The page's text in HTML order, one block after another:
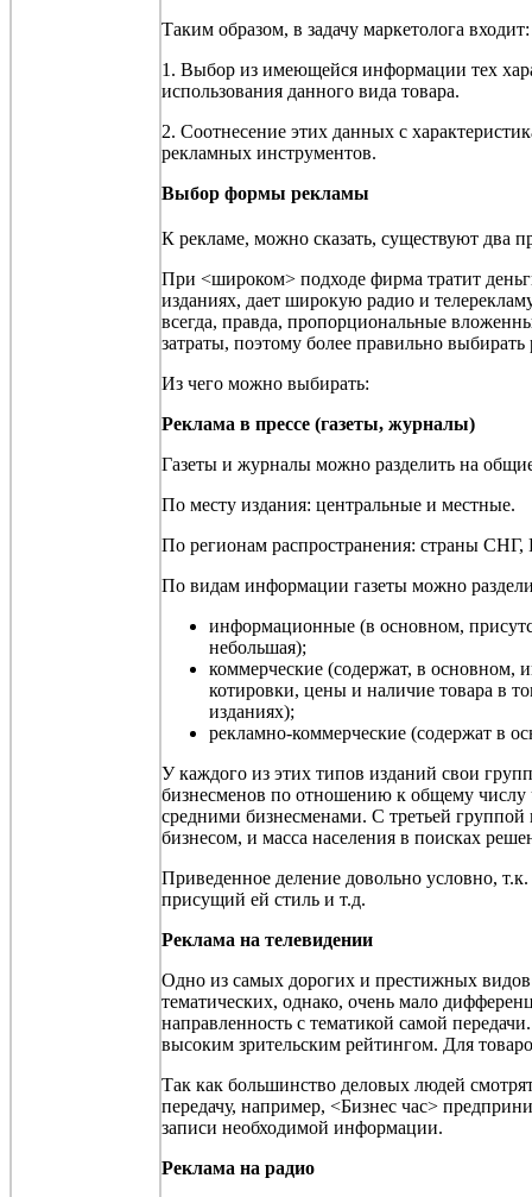
Таким образом, в задачу маркетолога входит:
1. Выбор из имеющейся информации тех
использования данного вида товара.
2. Соотнесение этих данных с
рекламных инструментов.
Выбор формы рекламы
К рекламе, можно сказать, существуют
При <широком> подходе фирма тратит
изданиях, дает широкую радио и
всегда, правда, пропорциональные
затраты, поэтому более правильно
Из чего можно выбирать:
Реклама в прессе (газеты, журналы)
Газеты и журналы можно разделить на
По месту издания: центральные и местные.
По регионам распространения: страны СНГ,
По видам информации газеты можно
информационные (в основном,
небольшая);
коммерческие (содержат, в основном,
котировки, цены и наличие товара в
изданиях);
рекламно-коммерческие (содержат в
У каждого из этих типов изданий свои
бизнесменов по отношению к общему числу
средними бизнесменами. С третьей
бизнесом, и масса населения в поисках
Приведенное деление довольно условно,
присущий ей стиль и т.д.
Реклама на телевидении
Одно из самых дорогих и престижных
тематических, однако, очень мало
направленность с тематикой самой
высоким зрительским рейтингом. Для
Так как большинство деловых людей
передачу, например, <Бизнес час>
записи необходимой информации.
Реклама на радио